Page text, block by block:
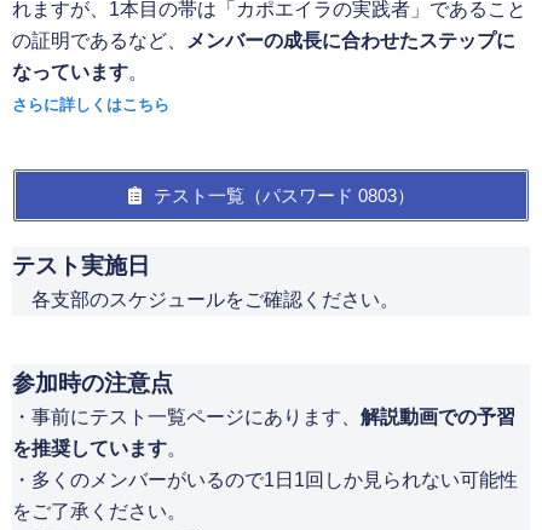
れますが、1本目の帯は「カポエイラの実践者」であること
の証明であるなど、
メンバーの成長に合わせたステップに
なっています。
さらに詳しくはこちら
テスト一覧（パスワード 0803）
テスト実施日
各支部のスケジュールをご確認ください。
参加時の注意点
・事前にテスト一覧ページにあります、 解説動画での予習
を推奨しています。
・多くのメンバーがいるので1日1回しか見られない可能性
をご了承ください。